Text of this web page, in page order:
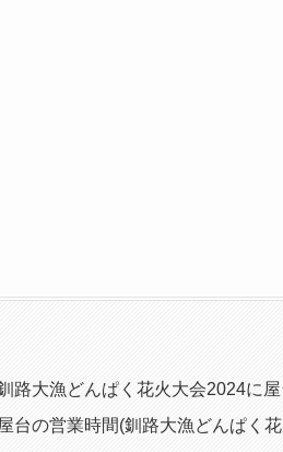
路大漁どんぱく花火大会2024に
屋台の営業時間(釧路大漁どんぱく